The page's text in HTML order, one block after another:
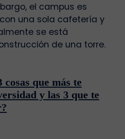
el campus es
una sola cafetería y
se está
de una torre.
cosas que más te
y las 3 que te